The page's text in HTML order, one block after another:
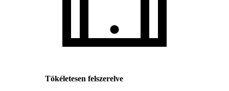
Tökéletesen felszerelve